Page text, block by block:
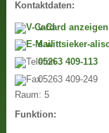
Kontaktdaten:
v-Card anzeigen
s.wittsieker-
05263 409-113
05263 409-249
Raum:5
Funktion: